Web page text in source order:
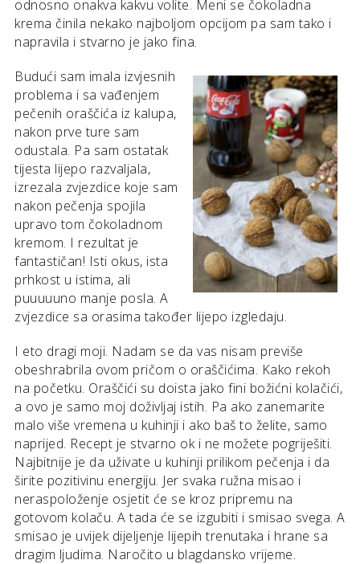
odnosno onakva kakvu volite. Meni se čokoladna
krema činila nekako najboljom opcijom pa sam tako i
napravila i stvarno je jako fina.
Budući sam imala izvjesnih
problema i sa vađenjem
pečenih oraščića iz kalupa,
nakon prve ture sam
odustala. Pa sam ostatak
tijesta lijepo razvaljala,
izrezala zvjezdice koje sam
nakon pečenja spojila
upravo tom čokoladnom
kremom. I rezultat je
fantastičan! Isti okus, ista
prhkost u istima, ali
puuuuuno manje posla. A
zvjezdice sa orasima također lijepo izgledaju.
I eto dragi moji. Nadam se da vas nisam previše
obeshrabrila ovom pričom o oraščićima. Kako rekoh
na početku. Oraščići su doista jako fini božićni kolačići,
a ovo je samo moj doživljaj istih. Pa ako zanemarite
malo više vremena u kuhinji i ako baš to želite, samo
naprijed. Recept je stvarno ok i ne možete pogriješiti.
Najbitnije je da uživate u kuhinji prilikom pečenja i da
širite pozitivinu energiju. Jer svaka ružna misao i
neraspoloženje osjetit će se kroz pripremu na
gotovom kolaču. A tada će se izgubiti i smisao svega. A
smisao je uvijek dijeljenje lijepih trenutaka i hrane sa
dragim ljudima. Naročito u blagdansko vrijeme.